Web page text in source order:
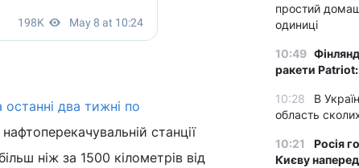
два тижні по
нафтоперекачувальній станції
ніж за 1500 кілометрів від
простий
одиниці
10:49
ракети
10:28
В
область
10:21
Росія
Києву